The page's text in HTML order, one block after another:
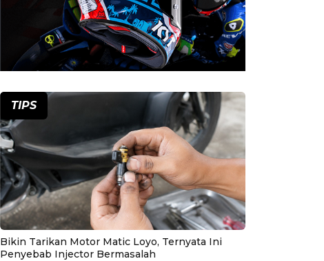
TIPS
Bikin Tarikan Motor Matic Loyo, Ternyata Ini
Penyebab Injector Bermasalah